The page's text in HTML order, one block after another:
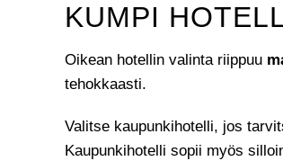
KUMPI
Oikean hotellin valinta riippuu
tehokkaasti.
Valitse kaupunkihotelli, jos
Kaupunkihotelli sopii myös